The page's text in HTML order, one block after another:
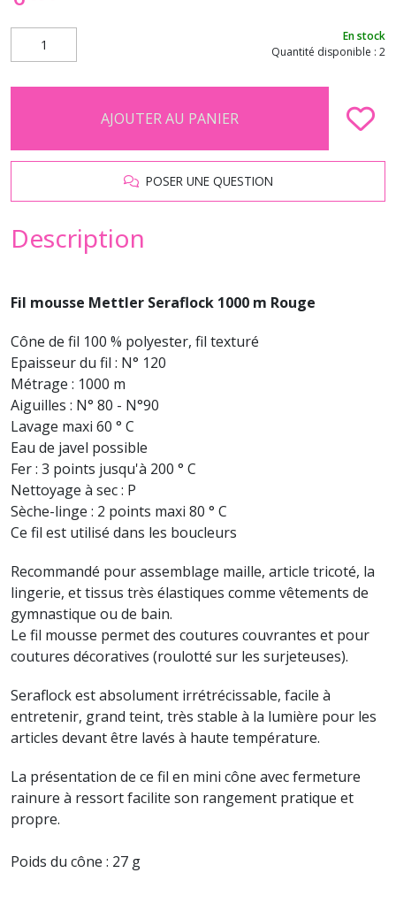
En stock
Quantité disponible : 2
AJOUTER AU PANIER
POSER UNE QUESTION
Description
Fil mousse Mettler Seraflock 1000 m Rouge
Cône de fil 100 % polyester, fil texturé
Epaisseur du fil : N° 120
Métrage : 1000 m
Aiguilles : N° 80 - N°90
Lavage maxi 60 ° C
Eau de javel possible
Fer : 3 points jusqu'à 200 ° C
Nettoyage à sec : P
Sèche-linge : 2 points maxi 80 ° C
Ce fil est utilisé dans les boucleurs
Recommandé pour assemblage maille, article tricoté, la
lingerie, et tissus très élastiques comme vêtements de
gymnastique ou de bain.
Le fil mousse permet des coutures couvrantes et pour
coutures décoratives (roulotté sur les surjeteuses).
Seraflock est absolument irrétrécissable, facile à
entretenir, grand teint, très stable à la lumière pour les
articles devant être lavés à haute température.
La présentation de ce fil en mini cône avec fermeture
rainure à ressort facilite son rangement pratique et
propre.
Poids du cône : 27 g